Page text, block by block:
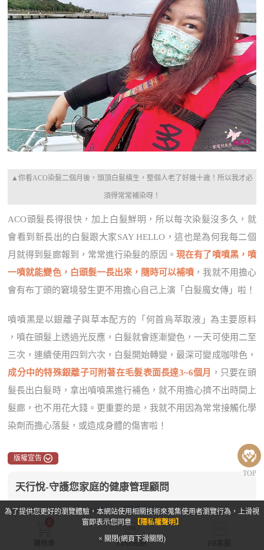
▲你看ACO染髮二個月後，頭頂白髮橫生，整個人老了好幾十歲！所以我才必
須得常常補染呀！
ACO頭髮長得很快，加上白髮鮮明，所以每次染髮沒多久，就
會看到新長出的白髮跟大家SAY HELLO，這也是為何我每二個
月就得到髮廊報到，常常進行染髮的原因。現在有了噴噴黑，噴
一噴就能變色，白頭髮一長出來，隨時可以補噴 ，我就不用擔心
會有布丁頭的窘境發生更不用擔心自己上演「白髮魔女傳」啦！
噴噴黑是以銀離子與草本配方的「何首烏萃取液」為主要原料
，噴在頭髮上透過光反應，白髮就會逐漸變色，一天可使用二至
三次，連續使用四到六次，白髮開始轉變，最深可變成咖啡色，
成分中的特殊銀離子可附著在毛髮表面長達3~6個月
，只要在頭
髮長出白髮時，拿出噴噴黑進行補色，就不用擔心擠不出時間上
髮廊，也不用花大錢。更重要的是，我就不用因為常常接觸化學
染劑而擔心落髮，或造成身體的傷害啦！
版權宣告
天行悅-守護您家庭的健康管理顧問
官方LINE@： @uranobliss（點我加好友）
天行悅-健康多活十年（點擊前往）
FB臉書私訊：
任何問題找小編（點擊私訊）
為了提供您更好的瀏覽體驗，本網站使用相關技術來蒐集使用者瀏覽行為，上滑視
窗即表示您同意
【隱私權聲明】
× 關閉(網頁下滑關閉)
購物車 LINE私訊 FB客服
TOP